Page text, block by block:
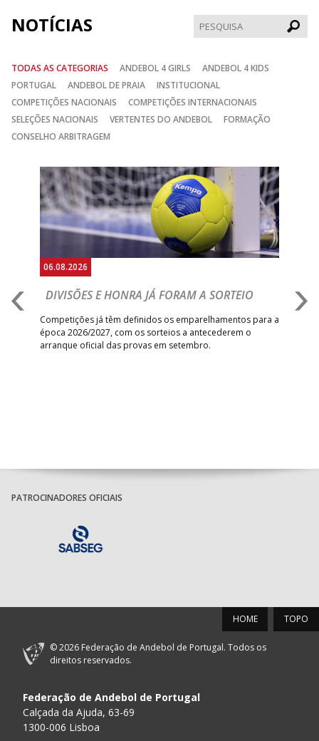
NOTÍCIAS
TODAS AS CATEGORIAS ANDEBOL 4 GIRLS
ANDEBOL 4 KIDS
PORTUGAL
ANDEBOL DE PRAIA
INSTITUCIONAL
COMPETIÇÕES NACIONAIS
COMPETIÇÕES INTERNACIONAIS
SELEÇÕES NACIONAIS
VERTENTES DO ANDEBOL
FORMAÇÃO
CONSELHO ARBITRAGEM
06.08.2026
DIVISÕES E HONRA JÁ FORAM A SORTEIO
Competições já têm definidos os emparelhamentos para a
época 2026/2027, com os sorteios a antecederem o
arranque oficial das provas em setembro.
Anterior
PATROCINADORES OFICIAIS
TOPO
HOME
© 2026 Federação de Andebol de Portugal. Todos os
direitos reservados.
Federação de Andebol de Portugal
Calçada da Ajuda, 63-69
1300-006 Lisboa